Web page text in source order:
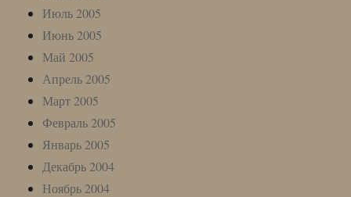
Июль 2005
Июнь 2005
Май 2005
Апрель 2005
Март 2005
Февраль 2005
Январь 2005
Декабрь 2004
Ноябрь 2004